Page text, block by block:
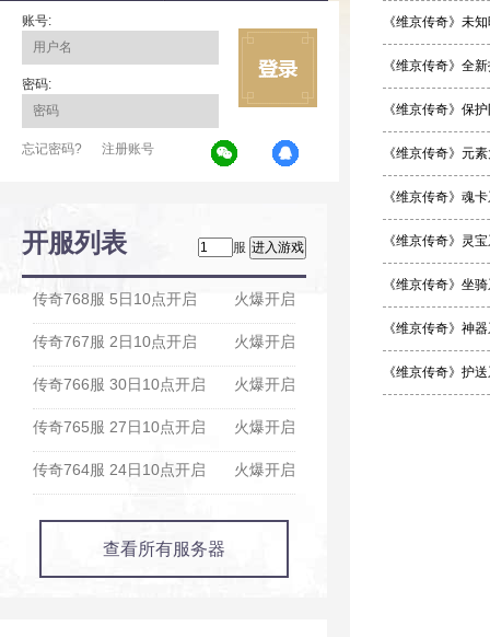
账号:
密码:
忘记密码? 注册账号
开服列表 服
火爆开启
传奇768服 5日10点开启
火爆开启
传奇767服 2日10点开启
火爆开启
传奇766服 30日10点开启
火爆开启
传奇765服 27日10点开启
火爆开启
传奇764服 24日10点开启
查看所有服务器
《维京传奇》未
《维京传奇》全
《维京传奇》保
《维京传奇》元
《维京传奇》魂
《维京传奇》灵
《维京传奇》坐
《维京传奇》神
《维京传奇》护